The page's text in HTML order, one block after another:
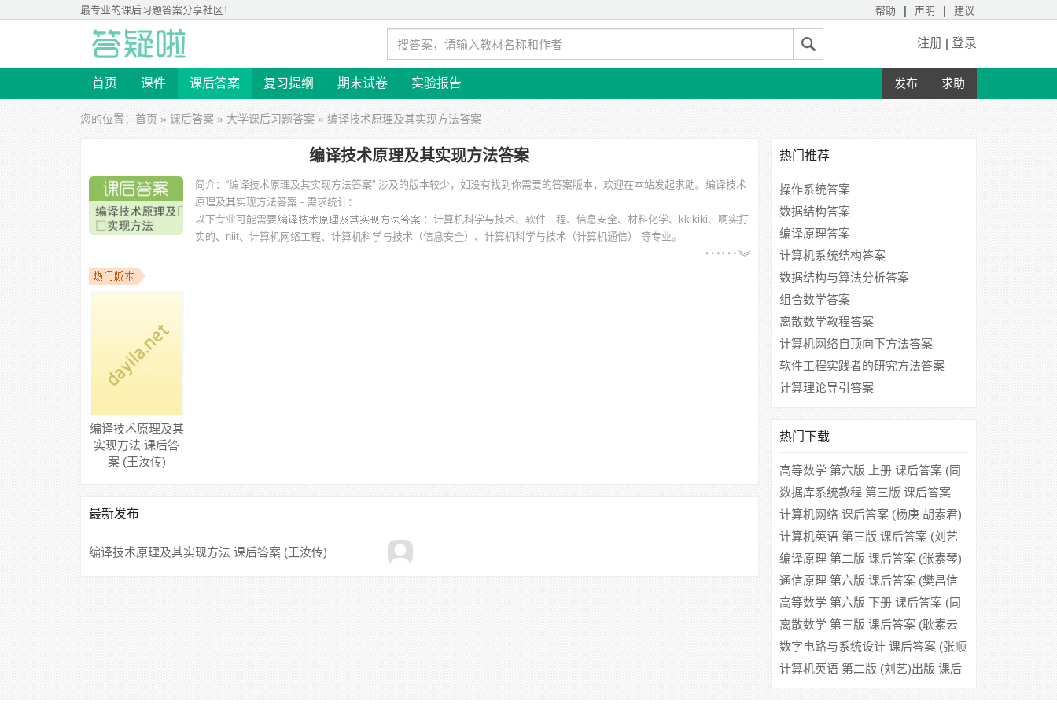
最专业的课后习题答案分享社区！ 帮助 | 声明 | 建议
注册 | 登录
首页 课件 课后答案 复习提纲 期末试卷 实验报告 发布 求助
您的位置： 首页 » 课后答案 » 大学课后习题答案 » 编译技术原理及其实现方法答案
编译技术原理及其实现方法答案
简介： “编译技术原理及其实现方法答案” 涉及的版本较少，如没有找到你需要的答案版本，欢迎在本站发起求助。 编译技术
原理及其实现方法答案 - 需求统计：
以下专业可能需要
：计算机科学与技术、软件工程、信息安全、材料化学、kkikiki、啊实打
实的、niit、计算机网络工程、计算机科学与技术（信息安全）、计算机科学与技术（计算机通信） 等专业。
：南京邮电大学、南京邮电大学通达学院、安徽理工大学、南京师范大学、南京理工大学紫
金学院、郑州航空工业管理学院、兰州交通大学博文学院、上海华东师范大学 等。
编译技术原理及其
实现方法 课后答
案 (王汝传)
最新发布
编译技术原理及其实现方法 课后答案 (王汝传)
热门推荐
操作系统答案
数据结构答案
编译原理答案
计算机系统结构答案
数据结构与算法分析答案
组合数学答案
离散数学教程答案
计算机网络自顶向下方法答案
软件工程实践者的研究方法答案
计算理论导引答案
热门下载
高等数学 第六版 上册 课后答案 (同
济大学数学系)
数据库系统教程 第三版 课后答案
(施伯乐 丁宝康)
计算机网络 课后答案 (杨庚 胡素君)
计算机英语 第三版 课后答案 (刘艺
王春生)
编译原理 第二版 课后答案 (张素琴)
通信原理 第六版 课后答案 (樊昌信
曹丽娜)
高等数学 第六版 下册 课后答案 (同
济大学数学系)
离散数学 第三版 课后答案 (耿素云
屈婉玲 张立昂)
数字电路与系统设计 课后答案 (张顺
兴)
计算机英语 第二版 (刘艺)出版 课后